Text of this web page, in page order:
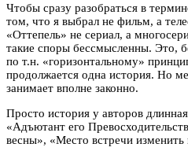
Чтобы сразу разобраться в
том, что я выбрал не фильм, а
«Оттепель» не сериал, а
такие споры бессмысленны. Это,
по т.н. «горизонтальному»
продолжается одна история. Но
занимает вполне законно.
Просто история у авторов
«Адъютант его
весны», «Место встречи